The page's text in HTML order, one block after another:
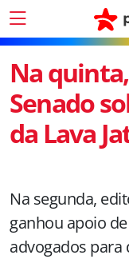
Na
Senado
da Lava
Na segunda,
ganhou apoio
advogados para